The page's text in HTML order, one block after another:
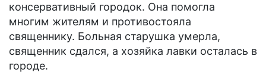
консервативный городок. Она помогла
многим жителям и противостояла
священнику. Больная старушка умерла,
священник сдался, а хозяйка лавки осталась в
городе.